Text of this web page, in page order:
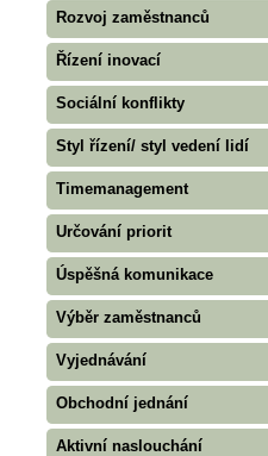
Rozvoj zaměstnanců
Řízení inovací
Sociální konflikty
Styl řízení/ styl vedení lidí
Timemanagement
Určování priorit
Úspěšná komunikace
Výběr zaměstnanců
Vyjednávání
Obchodní jednání
Aktivní naslouchání